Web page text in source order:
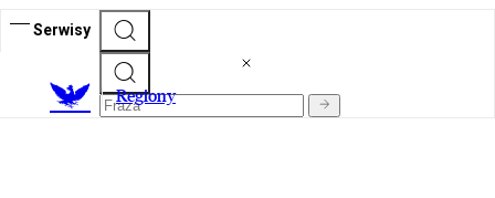
Serwisy
Regiony